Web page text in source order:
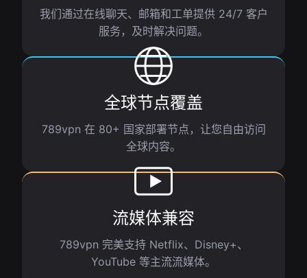
我们通过在线聊天、邮箱和工单提供 24/7 客户
服务，及时解决问题。
全球节点覆盖
789vpn 在 80+ 国家部署节点，让您自由访问
全球内容。
流媒体兼容
789vpn 完美支持 Netflix、Disney+、
YouTube 等主流流媒体。